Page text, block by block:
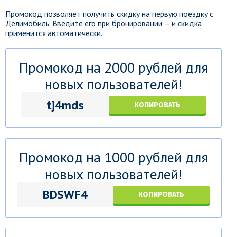
Промокод позволяет получить скидку на первую поездку с
Делимобиль. Введите его при бронировании — и скидка
применится автоматически.
Промокод на 2000 рублей для
новых пользователей!
tj4mds КОПИРОВАТЬ
Промокод на 1000 рублей для
новых пользователей!
BDSWF4 КОПИРОВАТЬ